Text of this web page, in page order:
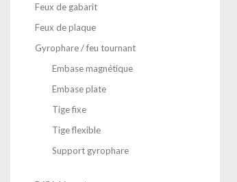
Feux de gabarit
Feux de plaque
Gyrophare / feu tournant
Embase magnétique
Embase plate
Tige fixe
Tige flexible
Support gyrophare